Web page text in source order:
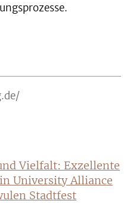
Vielfalt: Exzellente
University Alliance
Stadtfest